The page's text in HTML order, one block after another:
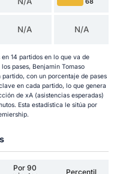
68
N/A N/A
14 partidos en lo que va de
pases, Benjamin Tomaso
con un porcentaje de pases
en cada partido, lo que genera
de xA (asistencias esperadas)
Esta estadística le sitúa por
Por 90
Percentil